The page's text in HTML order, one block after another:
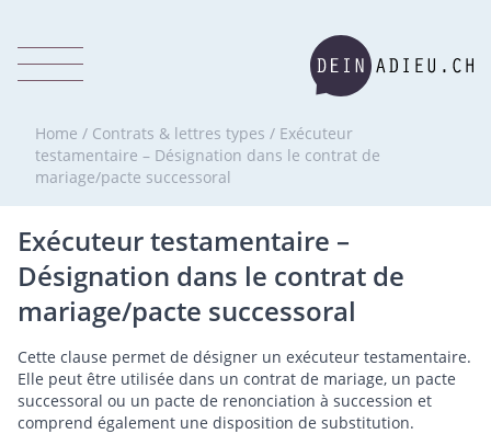
Home / Contrats & lettres types / Exécuteur
testamentaire – Désignation dans le contrat de
mariage/pacte successoral
Exécuteur testamentaire –
Désignation dans le contrat de
mariage/pacte successoral
Cette clause permet de désigner un exécuteur testamentaire.
Elle peut être utilisée dans un contrat de mariage, un pacte
successoral ou un pacte de renonciation à succession et
comprend également une disposition de substitution.